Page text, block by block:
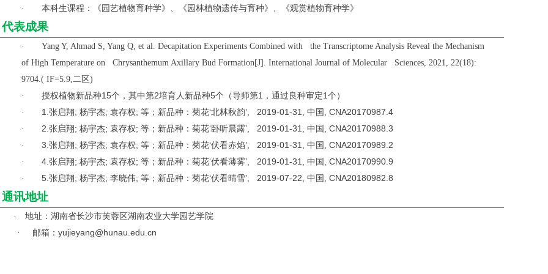
· 本科生课程：《园艺植物育种学》、《园林植物遗传与育种》、《观赏植物育种学》
代表成果
·
Yang Y, Ahmad S, Yang Q, et al. Decapitation Experiments Combined with the Transcriptome Analysis Reveal the Mechanism
of High Temperature on Chrysanthemum Axillary Bud Formation[J]. International Journal of Molecular Sciences, 2021, 22(18):
9704.( IF=5.9, 二区)
·
授权植物新品种15个，其中第2培育人新品种5个（导师第1，通过良种审定1个）
· 1. 张启翔; 杨宇杰; 袁存权; 等；新品种：菊花‘北林秋韵’, 2019-01-31, 中国, CNA20170987.4
· 2. 张启翔; 杨宇杰; 袁存权; 等；新品种：菊花‘卧听晨露’, 2019-01-31, 中国, CNA20170988.3
· 3. 张启翔; 杨宇杰; 袁存权; 等；新品种：菊花‘伏看赤焰’, 2019-01-31, 中国, CNA20170989.2
· 4. 张启翔; 杨宇杰; 袁存权; 等；新品种：菊花‘伏看薄雾’, 2019-01-31, 中国, CNA20170990.9
· 5. 张启翔; 杨宇杰; 李晓伟; 等；新品种：菊花‘伏看晴雪’, 2019-07-22, 中国, CNA20180982.8
通讯地址
· 地址：湖南省长沙市芙蓉区湖南农业大学园艺学院
· 邮箱：yujieyang@hunau.edu.cn